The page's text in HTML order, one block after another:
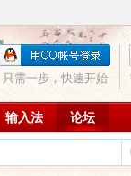
只需一步，快速开始
输入法 论坛